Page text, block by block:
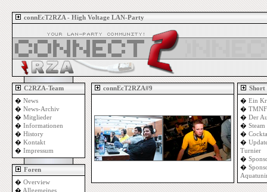
connEcT2RZA - High Voltage LAN-Party
C2RZA-Team
� News
� News-Archiv
� Mitglieder
� Informationen
� History
� Kontakt
� Impressum
Foren
� Overview
� Allgemeines
connEcT2RZA#9
Short
� Ein
� TMNF
� Der
�
�
�
Turnier
�
�